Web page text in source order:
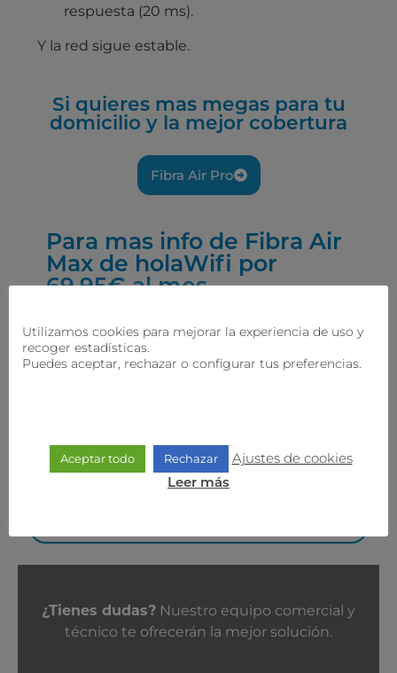
respuesta (20 ms).
Y la red sigue estable.
Si quieres mas megas para tu
domicilio y la mejor cobertura
Fibra Air Pro
Para mas info de Fibra Air
Max de holaWifi por
69,95€ al mes
Precio definitivo
Contacta con nosotros
¿Tienes dudas? Nuestro equipo comercial y
técnico te ofrecerán la mejor solución.
Utilizamos cookies para mejorar la experiencia de uso y
recoger estadísticas.
Puedes aceptar, rechazar o configurar tus preferencias.
Aceptar todo Rechazar Ajustes de cookies
Leer más